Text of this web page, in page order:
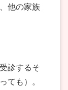
他の家族
診するそ
ても）。